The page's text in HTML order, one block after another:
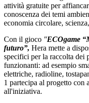
attività gratuite per
conoscenza dei temi
economia circolare,
Con il gioco "ECOgame
futuro”, Hera mette a
specifici per la raccolta dei
funzionanti: ad esempio
elettriche, radioline,
1 partecipa al progetto con
all'iniziativa.